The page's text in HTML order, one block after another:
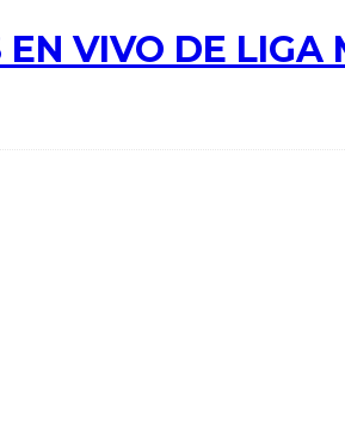
EN VIVO DE LIGA